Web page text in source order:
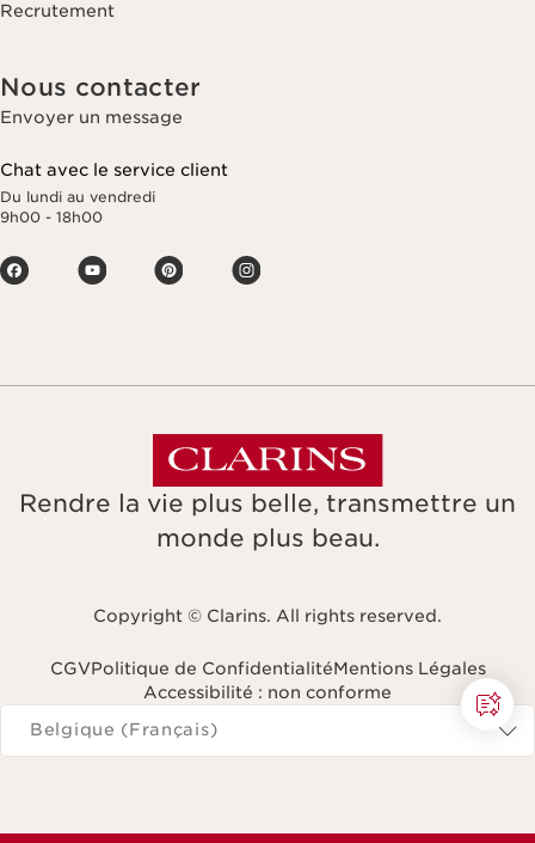
Recrutement
Nous contacter
Envoyer un message
Chat avec le service client
Du lundi au vendredi
9h00 - 18h00
Rendre la vie plus belle, transmettre un
monde plus beau.
Copyright © Clarins. All rights reserved.
CGVPolitique de ConfidentialitéMentions Légales
Accessibilité : non conforme
Naviguer vers
Belgique (Français)